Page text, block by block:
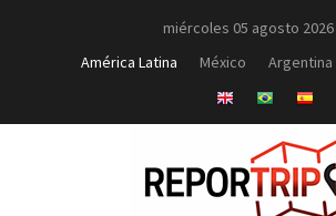
miércoles 05 agosto 2026
América Latina
México Argentina